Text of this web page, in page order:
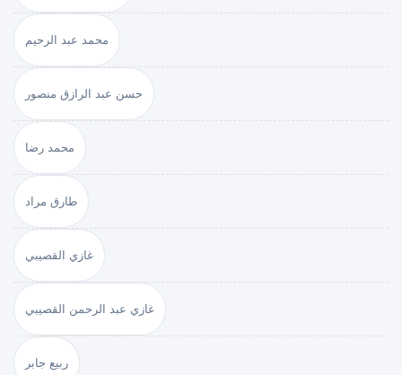
محمد عبد الرحيم
حسن عبد الرازق منصور
محمد رضا
طارق مراد
غازي القصيبي
غازي عبد الرحمن القصيبي
ربيع جابر